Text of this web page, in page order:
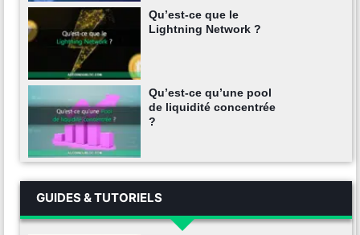
Qu’est-ce que le
Lightning Network ?
Qu’est-ce qu’une pool
de liquidité concentrée
?
GUIDES & TUTORIELS